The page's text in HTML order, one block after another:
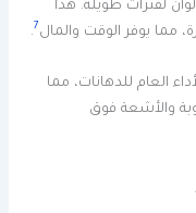
لفترات طويلة. هذا
مما يوفر الوقت والمال7
.
العام للدهانات، مما
والأشعة فوق